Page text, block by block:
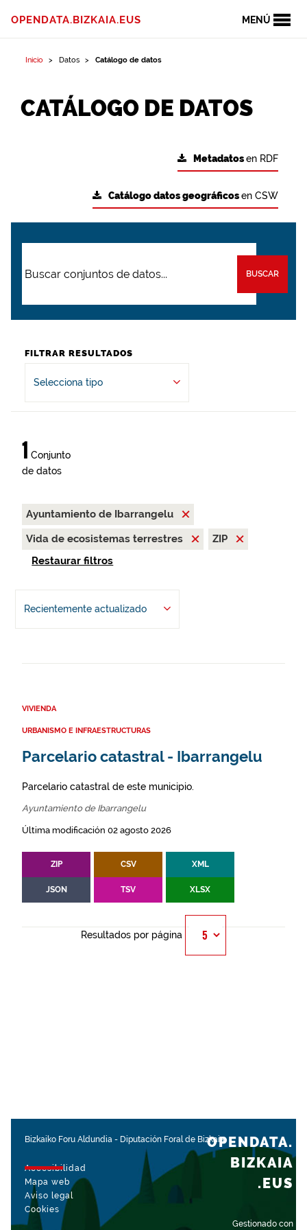
MENÚ
OPENDATA.BIZKAIA.EUS
Inicio Datos Catálogo de datos
CATÁLOGO DE DATOS
Metadatosen RDF
Catálogo datos geográficosen CSW
BUSCAR
FILTRAR RESULTADOS
Selecciona tipo
1 Conjunto
de datos
Ayuntamiento de Ibarrangelu
Vida de ecosistemas terrestres
ZIP
Restaurar filtros
Recientemente actualizado
VIVIENDA
URBANISMO E INFRAESTRUCTURAS
Parcelario catastral - Ibarrangelu
Parcelario catastral de este municipio.
Ayuntamiento de Ibarrangelu
Última modificación 02 agosto 2026
ZIP CSV XML
JSON TSV XLSX
Resultados por página
Bizkaiko Foru Aldundia - Diputación Foral de Bizkaia
Accesibilidad
Mapa web
Aviso legal
Cookies
Gestionado con
OPENDATA.
BIZKAIA
.EUS